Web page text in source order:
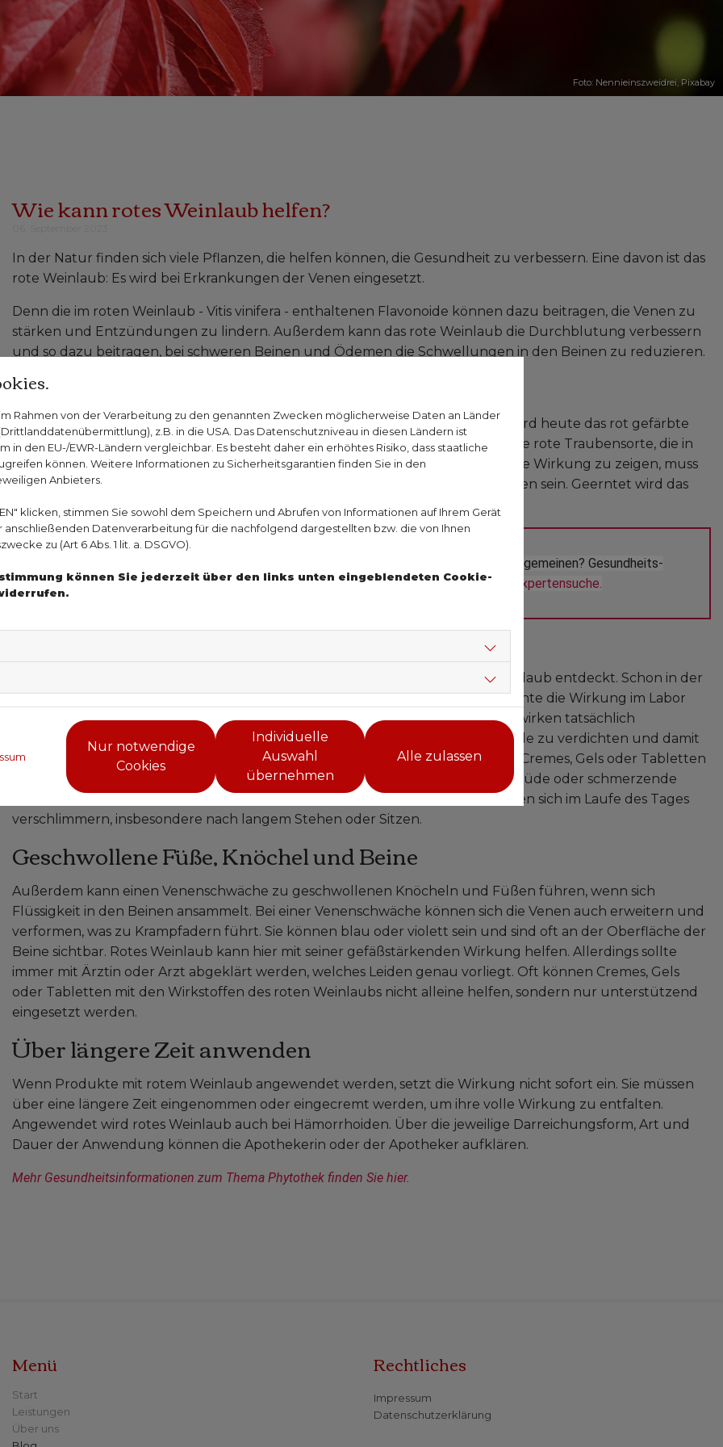
Foto: Nennieinszweidrei, Pixabay
Wie kann rotes Weinlaub helfen?
In der Natur finden sich viele Pflanzen, die helfen können, die Gesundheit zu verbessern. Eine davon ist das
rote Weinlaub: Es wird bei Erkrankungen der Venen eingesetzt.
Denn die im roten Weinlaub - Vitis vinifera - enthaltenen Flavonoide können dazu beitragen, die Venen zu
stärken und Entzündungen zu lindern. Außerdem kann das rote Weinlaub die Durchblutung verbessern
und so dazu beitragen, bei schweren Beinen und Ödemen die Schwellungen in den Beinen zu reduzieren.
Die Färbertraube als altbekannte Arzneipflanze
Bereits in der Antike wurde Weinlaub als Arzneipflanze bekannt. Verwendet wird heute das rot gefärbte
Herbstlaub der Färbertraube und Kreuzungen davon. Die Färbertraube ist eine rote Traubensorte, die in
Süd- und Mitteleuropa, in Australien und Südafrika angebaut wird. Um die volle Wirkung zu zeigen, muss
in der Pflanze ein bestimmter Wert an Flavonoiden und Polyphenolen enthalten sein. Geerntet wird das
rote Weinlaub, wenn die Weinlese beendet ist.
Sie haben Fragen zu rotem Weinlaub oder Phytothek/Pflanzlichen Arzneimitteln im Allgemeinen? Gesundheits-
Experten und -Expertinnen aus Ihrer Region beraten Sie gerne. Hier gelangen Sie zur Expertensuche.
Schon vor vielen Jahrhunderten wurde die heilende Wirkung von rotem Weinlaub entdeckt. Schon in der
Antike wurden sie gegen Entzündungen verwendet. In der heutigen Zeit konnte die Wirkung im Labor
nachgewiesen werden - die Flavonoide, die im roten Weinlaub enthalten sind, wirken tatsächlich
entzündungshemmend. Außerdem trägt rotes Weinlaub dazu bei, Gefäßwände zu verdichten und damit
verhindern, dass Wasser ins Gewebe eindringt. Deshalb wird es oft in Form von Cremes, Gels oder Tabletten
bei Krampfadern in den Beinen und Venenschwäche verschrieben. Schwere, müde oder schmerzende
Beine sind oft das erste Anzeichen einer Venenschwäche. Die Symptome können sich im Laufe des Tages
verschlimmern, insbesondere nach langem Stehen oder Sitzen.
Geschwollene Füße, Knöchel und Beine
Außerdem kann einen Venenschwäche zu geschwollenen Knöcheln und Füßen führen, wenn sich
Flüssigkeit in den Beinen ansammelt. Bei einer Venenschwäche können sich die Venen auch erweitern und
verformen, was zu Krampfadern führt. Sie können blau oder violett sein und sind oft an der Oberfläche der
Beine sichtbar. Rotes Weinlaub kann hier mit seiner gefäßstärkenden Wirkung helfen. Allerdings sollte
immer mit Ärztin oder Arzt abgeklärt werden, welches Leiden genau vorliegt. Oft können Cremes, Gels
oder Tabletten mit den Wirkstoffen des roten Weinlaubs nicht alleine helfen, sondern nur unterstützend
eingesetzt werden.
Über längere Zeit anwenden
Wenn Produkte mit rotem Weinlaub angewendet werden, setzt die Wirkung nicht sofort ein. Sie müssen
über eine längere Zeit eingenommen oder eingecremt werden, um ihre volle Wirkung zu entfalten.
Angewendet wird rotes Weinlaub auch bei Hämorrhoiden. Über die jeweilige Darreichungsform, Art und
Dauer der Anwendung können die Apothekerin oder der Apotheker aufklären.
Mehr Gesundheitsinformationen zum Thema Phytothek finden Sie hier.
Menü
Start
Leistungen
Über uns
Rechtliches
Impressum
Datenschutzerklärung
Rahmen von der Verarbeitung zu den genannten Zwecken möglicherweise Daten an Länder
z.B. in die USA. Das Datenschutzniveau in diesen Ländern ist
in den EU-/EWR-Ländern vergleichbar. Es besteht daher ein erhöhtes Risiko, dass staatliche
können. Weitere Informationen zu Sicherheitsgarantien finden Sie in den
Anbieters.
klicken, stimmen Sie sowohl dem Speichern und Abrufen von Informationen auf Ihrem Gerät
anschließenden Datenverarbeitung für die nachfolgend dargestellten bzw. die von Ihnen
zu (Art 6 Abs. 1 lit. a. DSGVO).
können Sie jederzeit über den links unten eingeblendeten Cookie-
Nur notwendige
Cookies
Individuelle
Auswahl
übernehmen
Alle zulassen